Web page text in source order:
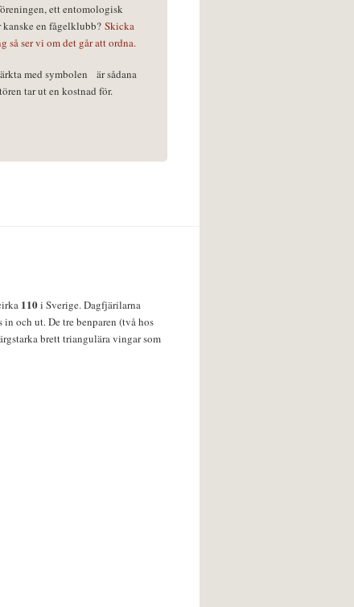
ett entomologisk
en fågelklubb? Skicka
så ser vi om det går att ordna.
med symbolen
är sådana
tar ut en kostnad för.
110i Sverige. Dagfjärilarna
och ut. De tre benparen (två hos
brett triangulära vingar som